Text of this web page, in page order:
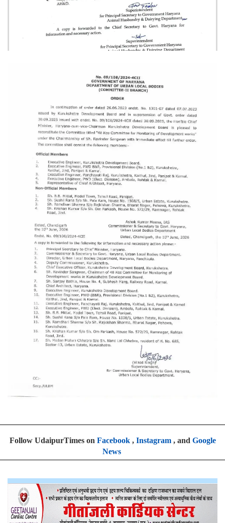
Follow UdaipurTimes on Facebook, Instagram, and Google
News